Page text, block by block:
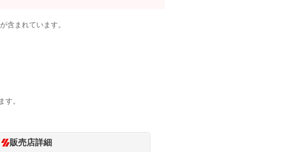
含まれています。
。
販売店詳細